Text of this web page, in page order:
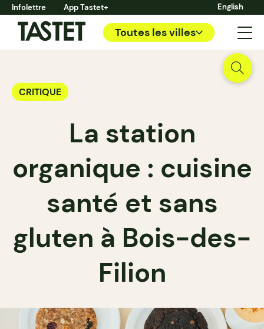
Infolettre App Tastet+ English
Toutes les villes
CRITIQUE
La station
organique : cuisine
santé et sans
gluten à Bois-des-
Filion